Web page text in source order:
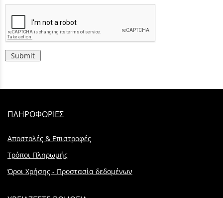
Submit
ΠΛΗΡΟΦΟΡΙΕΣ
Αποστολές & Επιστροφές
Τρόποι Πληρωμής
Όροι Χρήσης - Προστασία δεδομένων